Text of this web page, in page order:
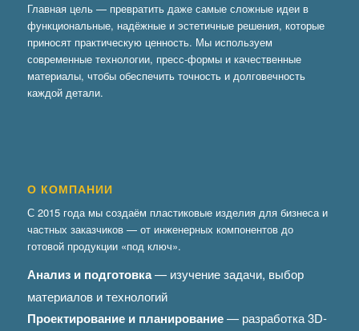
Главная цель — превратить даже самые сложные идеи в
функциональные, надёжные и эстетичные решения, которые
приносят практическую ценность. Мы используем
современные технологии, пресс-формы и качественные
материалы, чтобы обеспечить точность и долговечность
каждой детали.
О КОМПАНИИ
С 2015 года мы создаём пластиковые изделия для бизнеса и
частных заказчиков — от инженерных компонентов до
готовой продукции «под ключ».
Анализ и подготовка— изучение задачи, выбор
материалов и технологий
Проектирование и планирование— разработка 3D-